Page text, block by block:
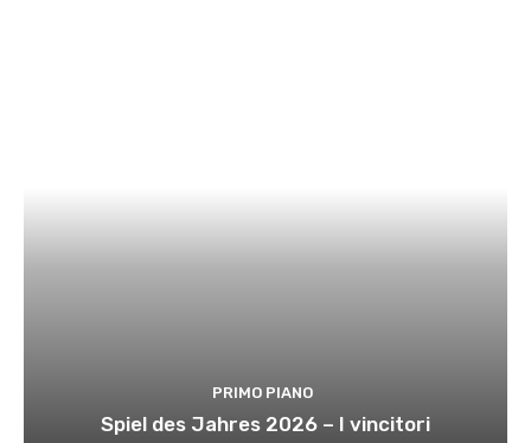
PRIMO PIANO
Spiel des Jahres 2026 – I vincitori